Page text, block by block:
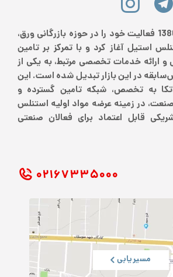
استیل رخ از سال 1386 فعالیت خود را در حوزه بازرگانی ورق،
استیل آغاز کرد و با تمرکز بر تامین
و ارائه خدمات تخصصی مرتبط، به یکی از
در این بازار تبدیل شده است. این
به تخصص، شبکه تامین گسترده و
در زمینه عرضه مواد اولیه استنلس
قابل اعتماد برای فعالان صنعتی
۰۲۱ ۶۷۳۳۵۰۰۰
مسیریابی